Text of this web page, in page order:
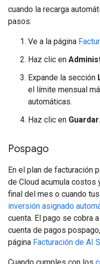
cuando la recarga
pasos:
Ve a la página
Haz clic en
Expande la sección
el límite mensual
automáticas.
Haz clic en Guardar.
Pospago
En el plan de facturación
de Cloud acumula costos
final del mes o cuando
inversión asignado
cuenta. El pago se cobra
cuenta de pagos
página Facturación de AI
Cuando cumples con los